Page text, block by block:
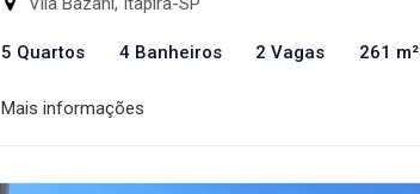
5 Quartos 4 Banheiros 2 Vagas 261 m²
Mais informações